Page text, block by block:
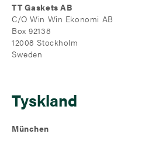
TT Gaskets AB
C/O Win Win Ekonomi AB
Box 92138
12008 Stockholm
Sweden
Tyskland
München